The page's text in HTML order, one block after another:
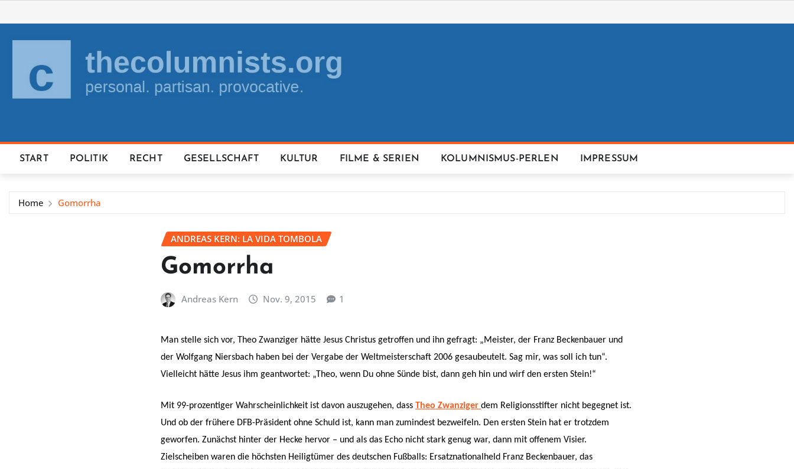
to
content
START POLITIK RECHT GESELLSCHAFT KULTUR FILME & SERIEN KOLUMNISMUS-PERLEN IMPRESSUM
Home Gomorrha
ANDREAS KERN: LA VIDA TOMBOLA
Gomorrha
Andreas Kern Nov. 9, 2015 1
Man stelle sich vor, Theo Zwanziger hätte Jesus Christus getroffen und ihn gefragt: „Meister, der Franz Beckenbauer und
der Wolfgang Niersbach haben bei der Vergabe der Weltmeisterschaft 2006 gesaubeutelt. Sag mir, was soll ich tun“.
Vielleicht hätte Jesus ihm geantwortet: „Theo, wenn Du ohne Sünde bist, dann geh hin und wirf den ersten Stein!“
Mit 99-prozentiger Wahrscheinlichkeit ist davon auszugehen, dass Theo Zwanziger dem Religionsstifter nicht begegnet ist.
Und ob der frühere DFB-Präsident ohne Schuld ist, kann man zumindest bezweifeln. Den ersten Stein hat er trotzdem
geworfen. Zunächst hinter der Hecke hervor – und als das Echo nicht stark genug war, dann mit offenem Visier.
Zielscheiben waren die höchsten Heiligtümer des deutschen Fußballs: Ersatznationalheld Franz Beckenbauer, das